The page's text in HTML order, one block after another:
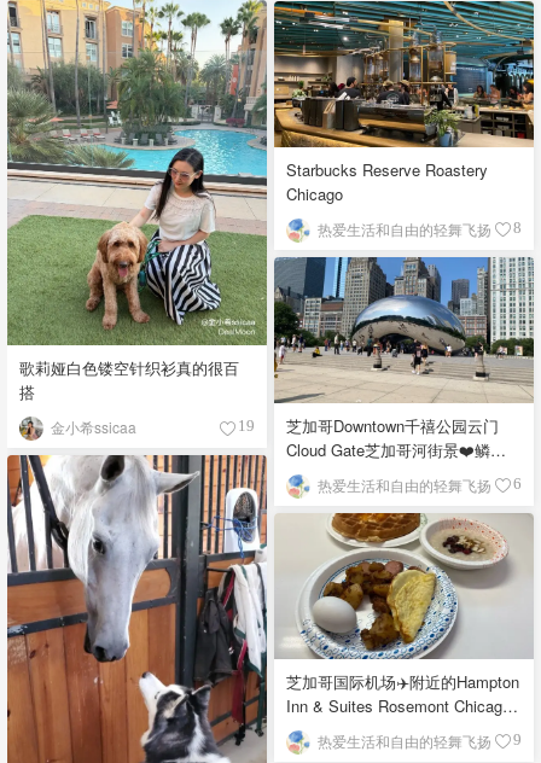
歌莉娅白色镂空针织衫真的很百
搭
金小希ssicaa 19
Starbucks Reserve Roastery
Chicago
热爱生活和自由的轻舞飞扬 8
芝加哥Downtown千禧公园云门
Cloud Gate芝加哥河街景❤️鳞次
栉比的高楼
热爱生活和自由的轻舞飞扬 6
芝加哥国际机场✈️附近的Hampton
Inn & Suites Rosemont Chicago
O'Hare自助早餐
热爱生活和自由的轻舞飞扬 9